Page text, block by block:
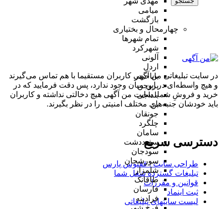
میامی
بازگشت
چهارمحال و بختیاری
تمام شهر‌ها
شهرکرد
آلونی
اردل
باباحیدر
بروجن
بلداجی
بن
جونقان
چلگرد
سامان
سفیددشت
سودجان
سورشجان
شلمزار
طاقانک
فارسان
فرادبنه
در سایت تبلیغاتی من آگهی کاربران مستقیما با هم تماس می‌گیرند
و هیچ واسطه‌ای در این میان وجود ندارد، پس دقت فرمایید که در
خرید و فروشِ شما، سایت من آگهی هیچ دخالتی نداشته و کاربران
باید خودشان جنبه‌های مختلف امنیتی را در نظر بگیرند.
دسترسی سریع
طراحی سایت :‌ ققنوس پارس
تبلیغات گسترده شغل شما
قوانین و مقررات
ثبت اینماد
لیست سایتهای تبلیغاتی